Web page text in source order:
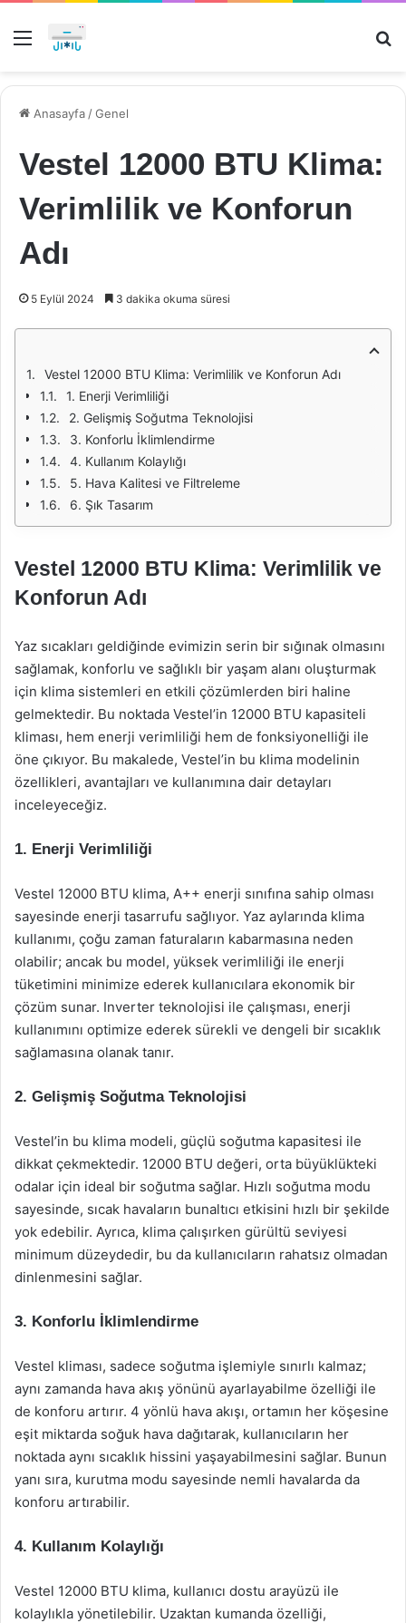
Menü
Anasayfa /Genel
Vestel 12000 BTU Klima:
Verimlilik ve Konforun
Adı
5 Eylül 2024 3 dakika okuma süresi
Vestel 12000 BTU Klima: Verimlilik ve Konforun Adı
1. Enerji Verimliliği
2. Gelişmiş Soğutma Teknolojisi
3. Konforlu İklimlendirme
4. Kullanım Kolaylığı
5. Hava Kalitesi ve Filtreleme
6. Şık Tasarım
Vestel 12000 BTU Klima: Verimlilik ve
Konforun Adı
Yaz sıcakları geldiğinde evimizin serin bir sığınak olmasını
sağlamak, konforlu ve sağlıklı bir yaşam alanı oluşturmak
için klima sistemleri en etkili çözümlerden biri haline
gelmektedir. Bu noktada Vestel’in 12000 BTU kapasiteli
kliması, hem enerji verimliliği hem de fonksiyonelliği ile
öne çıkıyor. Bu makalede, Vestel’in bu klima modelinin
özellikleri, avantajları ve kullanımına dair detayları
inceleyeceğiz.
1. Enerji Verimliliği
Vestel 12000 BTU klima, A++ enerji sınıfına sahip olması
sayesinde enerji tasarrufu sağlıyor. Yaz aylarında klima
kullanımı, çoğu zaman faturaların kabarmasına neden
olabilir; ancak bu model, yüksek verimliliği ile enerji
tüketimini minimize ederek kullanıcılara ekonomik bir
çözüm sunar. Inverter teknolojisi ile çalışması, enerji
kullanımını optimize ederek sürekli ve dengeli bir sıcaklık
sağlamasına olanak tanır.
2. Gelişmiş Soğutma Teknolojisi
Vestel’in bu klima modeli, güçlü soğutma kapasitesi ile
dikkat çekmektedir. 12000 BTU değeri, orta büyüklükteki
odalar için ideal bir soğutma sağlar. Hızlı soğutma modu
sayesinde, sıcak havaların bunaltıcı etkisini hızlı bir şekilde
yok edebilir. Ayrıca, klima çalışırken gürültü seviyesi
minimum düzeydedir, bu da kullanıcıların rahatsız olmadan
dinlenmesini sağlar.
3. Konforlu İklimlendirme
Vestel kliması, sadece soğutma işlemiyle sınırlı kalmaz;
aynı zamanda hava akış yönünü ayarlayabilme özelliği ile
de konforu artırır. 4 yönlü hava akışı, ortamın her köşesine
eşit miktarda soğuk hava dağıtarak, kullanıcıların her
noktada aynı sıcaklık hissini yaşayabilmesini sağlar. Bunun
yanı sıra, kurutma modu sayesinde nemli havalarda da
konforu artırabilir.
4. Kullanım Kolaylığı
Vestel 12000 BTU klima, kullanıcı dostu arayüzü ile
kolaylıkla yönetilebilir. Uzaktan kumanda özelliği,